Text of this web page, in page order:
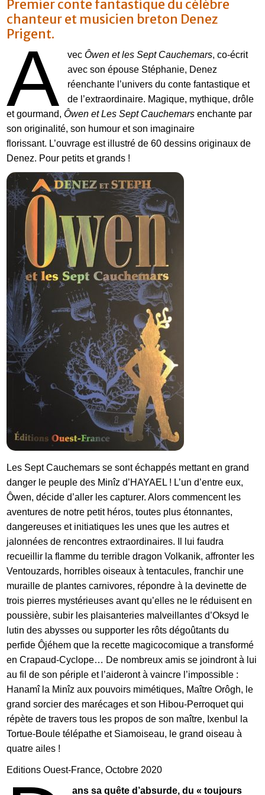
Premier conte fantastique du célèbre
chanteur et musicien breton Denez
Prigent.
A vec Ôwen et les Sept Cauchemars, co-écrit
avec son épouse Stéphanie, Denez
réenchante l’univers du conte fantastique et
de l’extraordinaire. Magique, mythique, drôle
et gourmand,Ôwen et Les Sept Cauchemarsenchante par
son originalité, son humour et son imaginaire
florissant. L’ouvrage est illustré de 60 dessins originaux de
Denez. Pour petits et grands !
Les Sept Cauchemars se sont échappés mettant en grand
danger le peuple des Minîz d’HAYAEL ! L’un d’entre eux,
Ôwen, décide d’aller les capturer. Alors commencent les
aventures de notre petit héros, toutes plus étonnantes,
dangereuses et initiatiques les unes que les autres et
jalonnées de rencontres extraordinaires. Il lui faudra
recueillir la flamme du terrible dragon Volkanik, affronter les
Ventouzards, horribles oiseaux à tentacules, franchir une
muraille de plantes carnivores, répondre à la devinette de
trois pierres mystérieuses avant qu’elles ne le réduisent en
poussière, subir les plaisanteries malveillantes d’Oksyd le
lutin des abysses ou supporter les rôts dégoûtants du
perfide Ôjéhem que la recette magicocomique a transformé
en Crapaud-Cyclope… De nombreux amis se joindront à lui
au fil de son périple et l’aideront à vaincre l’impossible :
Hanamî la Minîz aux pouvoirs mimétiques, Maître Orôgh, le
grand sorcier des marécages et son Hibou-Perroquet qui
répète de travers tous les propos de son maître, Ixenbul la
Tortue-Boule télépathe et Siamoiseau, le grand oiseau à
quatre ailes !
Editions Ouest-France, Octobre 2020
ans sa quête d’absurde, du « toujours